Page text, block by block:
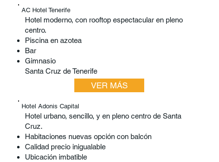
AC Hotel Tenerife
Hotel moderno, con rooftop espectacular en pleno
centro.
Piscina en azotea
Bar
Gimnasio
Santa Cruz de Tenerife
VER MÁS
Hotel Adonis Capital
Hotel urbano, sencillo, y en pleno centro de Santa
Cruz.
Habitaciones nuevas opción con balcón
Calidad precio inigualable
Ubicación imbatible